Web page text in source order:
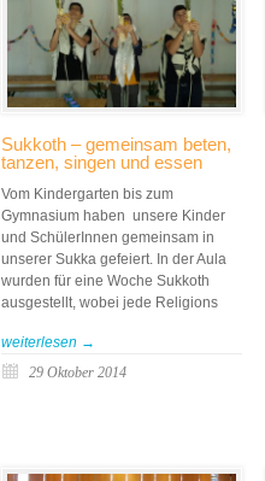
Sukkoth – gemeinsam beten,
tanzen, singen und essen
Vom Kindergarten bis zum
Gymnasium haben unsere Kinder
und SchülerInnen gemeinsam in
unserer Sukka gefeiert. In der Aula
wurden für eine Woche Sukkoth
ausgestellt, wobei jede Religions
weiterlesen →
29 Oktober 2014